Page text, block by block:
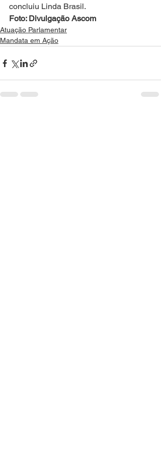
concluiu Linda Brasil.
Foto: Divulgação Ascom
Atuação Parlamentar
Mandata em Ação